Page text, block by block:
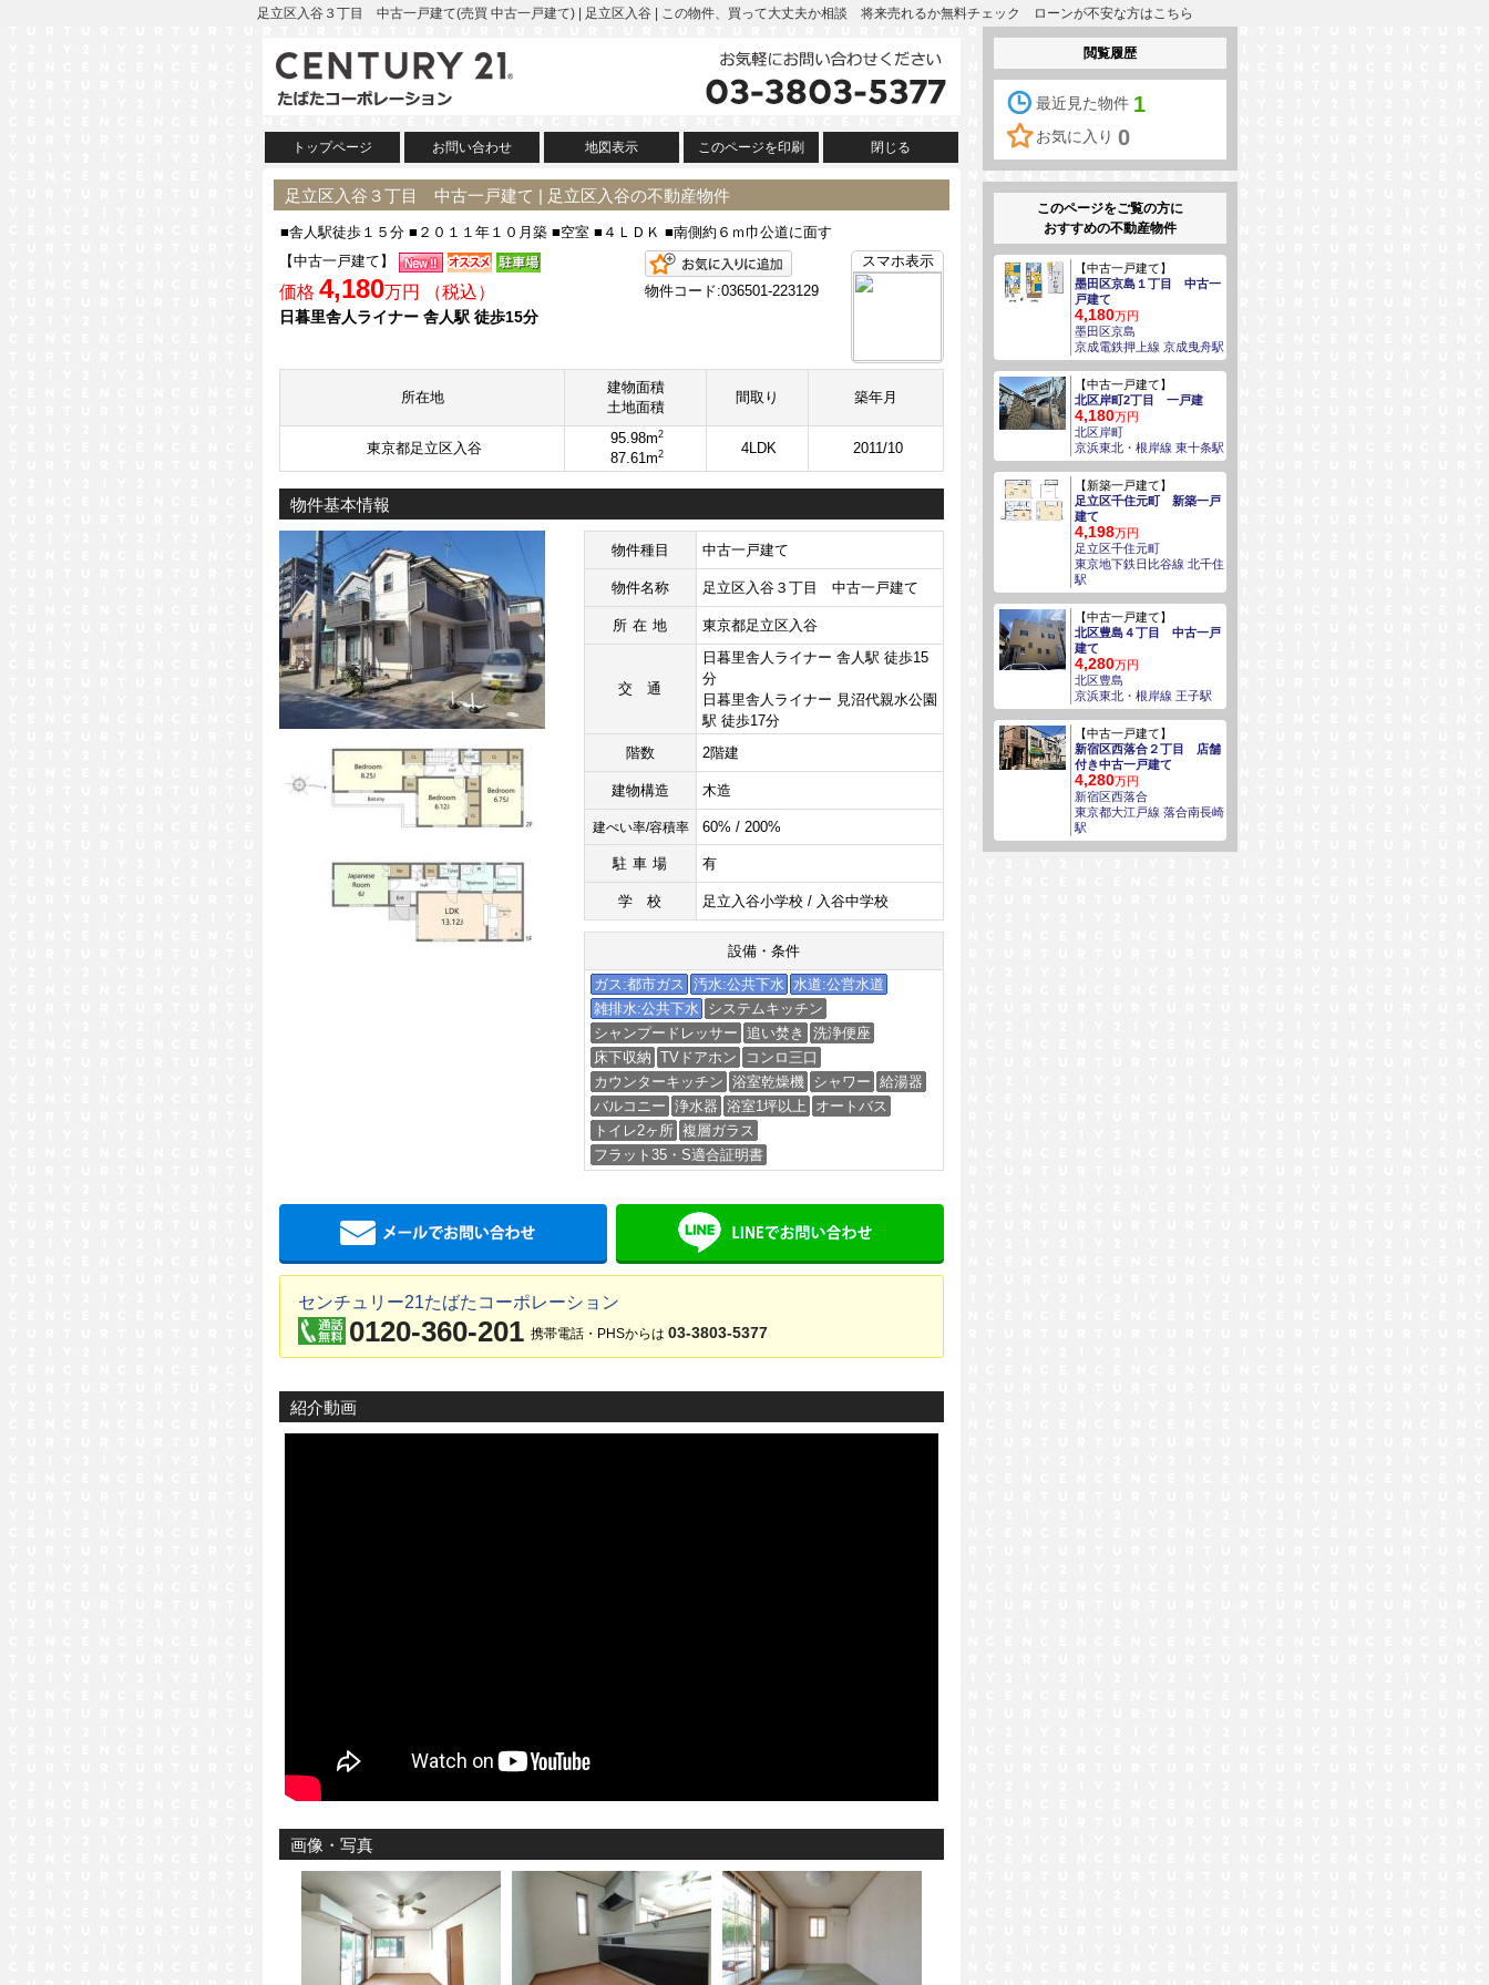
足立区入谷３丁目 中古一戸建て(売買 中古一戸建て) | 足立区入谷 | この物件、買って大丈夫か相談 将来売れるか無料チェック ローンが不安な方はこちら
トップページ お問い合わせ 地図表示 このページを印刷 閉じる
足立区入谷３丁目 中古一戸建て | 足立区入谷の不動産物件
■舎人駅徒歩１５分 ■２０１１年１０月築 ■空室 ■４ＬＤＫ ■南側約６ｍ巾公道に面す
【中古一戸建て】
価格 4,180万円 （税込）
日暮里舎人ライナー 舎人駅 徒歩15分
スマホ表示
お気に入りに追加
物件コード:036501-223129
所在地
建物面積
土地面積
間取り 築年月
東京都足立区入谷
95.98m2
87.61m2 4LDK 2011/10
物件基本情報
物件種目 中古一戸建て
物件名称 足立区入谷３丁目 中古一戸建て
所在地 東京都足立区入谷
交通
日暮里舎人ライナー 舎人駅 徒歩15
分
日暮里舎人ライナー 見沼代親水公園
駅 徒歩17分
階数
2階建
建物構造 木造
建ぺい率/容積率 60% / 200%
駐車場 有
学校 足立入谷小学校 / 入谷中学校
設備・条件
ガス:都市ガス
汚水:公共下水 水道:公営水道
雑排水:公共下水 システムキッチン
シャンプードレッサー 追い焚き
洗浄便座
床下収納 TVドアホン
コンロ三口
カウンターキッチン 浴室乾燥機 シャワー 給湯器
バルコニー 浄水器 浴室1坪以上
オートバス
トイレ2ヶ所 複層ガラス
フラット35・S適合証明書
メールでお問い合わせ
センチュリー21たばたコーポレーション
0120-360-201 携帯電話・PHSからは 03-3803-5377
紹介動画
画像・写真
閲覧履歴
最近見た物件 1
お気に入り 0
このページをご覧の方に
おすすめの不動産物件
【中古一戸建て】
墨田区京島１丁目 中古一
戸建て
4,180万円
墨田区京島
京成電鉄押上線 京成曳舟駅
【中古一戸建て】
北区岸町2丁目 一戸建
4,180万円
北区岸町
京浜東北・根岸線 東十条駅
【新築一戸建て】
足立区千住元町 新築一戸
建て
4,198万円
足立区千住元町
東京地下鉄日比谷線 北千住
駅
【中古一戸建て】
北区豊島４丁目 中古一戸
建て
4,280万円
北区豊島
京浜東北・根岸線 王子駅
【中古一戸建て】
新宿区西落合２丁目 店舗
付き中古一戸建て
4,280万円
新宿区西落合
東京都大江戸線 落合南長崎
駅